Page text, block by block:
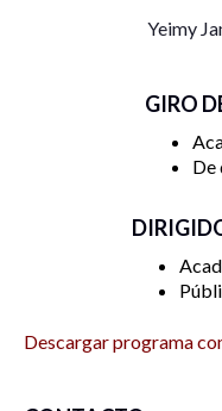
Yeimy
GIRO
De
Descargar programa